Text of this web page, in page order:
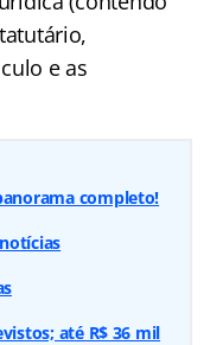
e as
completo!
até R$ 36 mil